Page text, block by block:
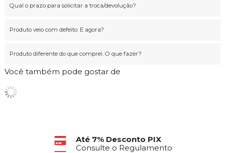
Qual o prazo para solicitar a troca/devolução?
Produto veio com defeito. E agora?
Produto diferente do que comprei. O que fazer?
Você também pode gostar de
Até 7% Desconto PIX
Consulte o Regulamento